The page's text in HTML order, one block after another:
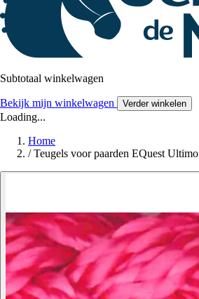
Subtotaal winkelwagen
Bekijk mijn winkelwagen Verder winkelen
Loading...
Home
/ Teugels voor paarden EQuest Ultimo